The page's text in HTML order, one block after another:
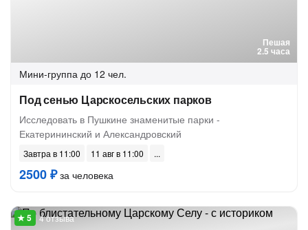
Пешая
2.5 часа
Мини-группа до 12 чел.
Под сенью Царскосельских парков
Исследовать в Пушкине знаменитые парки -
Екатерининский и Александровский
Завтра в 11:00 11 авг в 11:00
2500 ₽за человека
4 отзыва